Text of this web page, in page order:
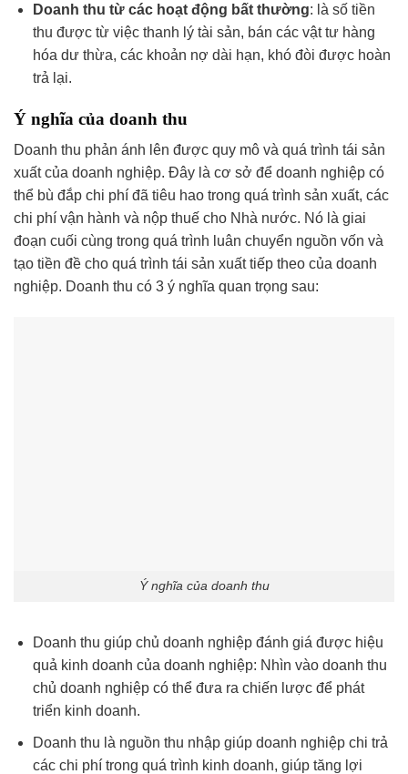
Doanh thu từ các hoạt động bất thường: là số tiền
thu được từ việc thanh lý tài sản, bán các vật tư hàng
hóa dư thừa, các khoản nợ dài hạn, khó đòi được hoàn
trả lại.
Ý nghĩa của doanh thu
Doanh thu phản ánh lên được quy mô và quá trình tái sản
xuất của doanh nghiệp. Đây là cơ sở để doanh nghiệp có
thể bù đắp chi phí đã tiêu hao trong quá trình sản xuất, các
chi phí vận hành và nộp thuế cho Nhà nước. Nó là giai
đoạn cuối cùng trong quá trình luân chuyển nguồn vốn và
tạo tiền đề cho quá trình tái sản xuất tiếp theo của doanh
nghiệp. Doanh thu có 3 ý nghĩa quan trọng sau:
Ý nghĩa của doanh thu
Doanh thu giúp chủ doanh nghiệp đánh giá được hiệu
quả kinh doanh của doanh nghiệp: Nhìn vào doanh thu
chủ doanh nghiệp có thể đưa ra chiến lược để phát
triển kinh doanh.
Doanh thu là nguồn thu nhập giúp doanh nghiệp chi trả
các chi phí trong quá trình kinh doanh, giúp tăng lợi